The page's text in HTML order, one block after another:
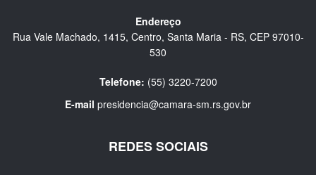
Endereço
Rua Vale Machado, 1415, Centro, Santa Maria - RS, CEP 97010-
530
Telefone: (55) 3220-7200
E-mail presidencia@camara-sm.rs.gov.br
REDES SOCIAIS